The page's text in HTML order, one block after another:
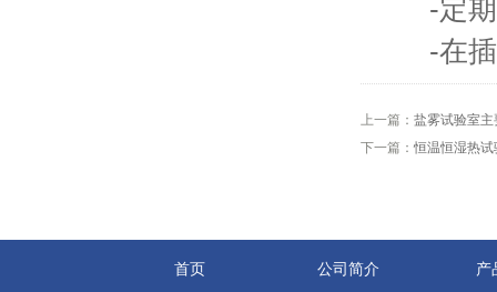
-定期
-在插
上一篇： 盐雾试验室
下一篇：恒温恒湿热
首页 公司简介 产